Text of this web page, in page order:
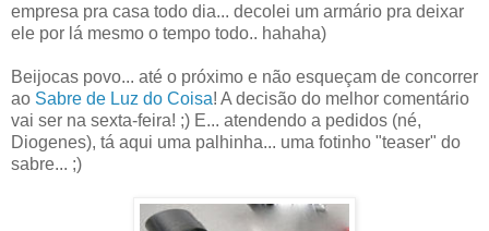
empresa pra casa todo dia... decolei um armário pra deixar
ele por lá mesmo o tempo todo.. hahaha)
Beijocas povo... até o próximo e não esqueçam de concorrer
ao Sabre de Luz do Coisa! A decisão do melhor comentário
vai ser na sexta-feira! ;) E... atendendo a pedidos (né,
Diogenes), tá aqui uma palhinha... uma fotinho "teaser" do
sabre... ;)